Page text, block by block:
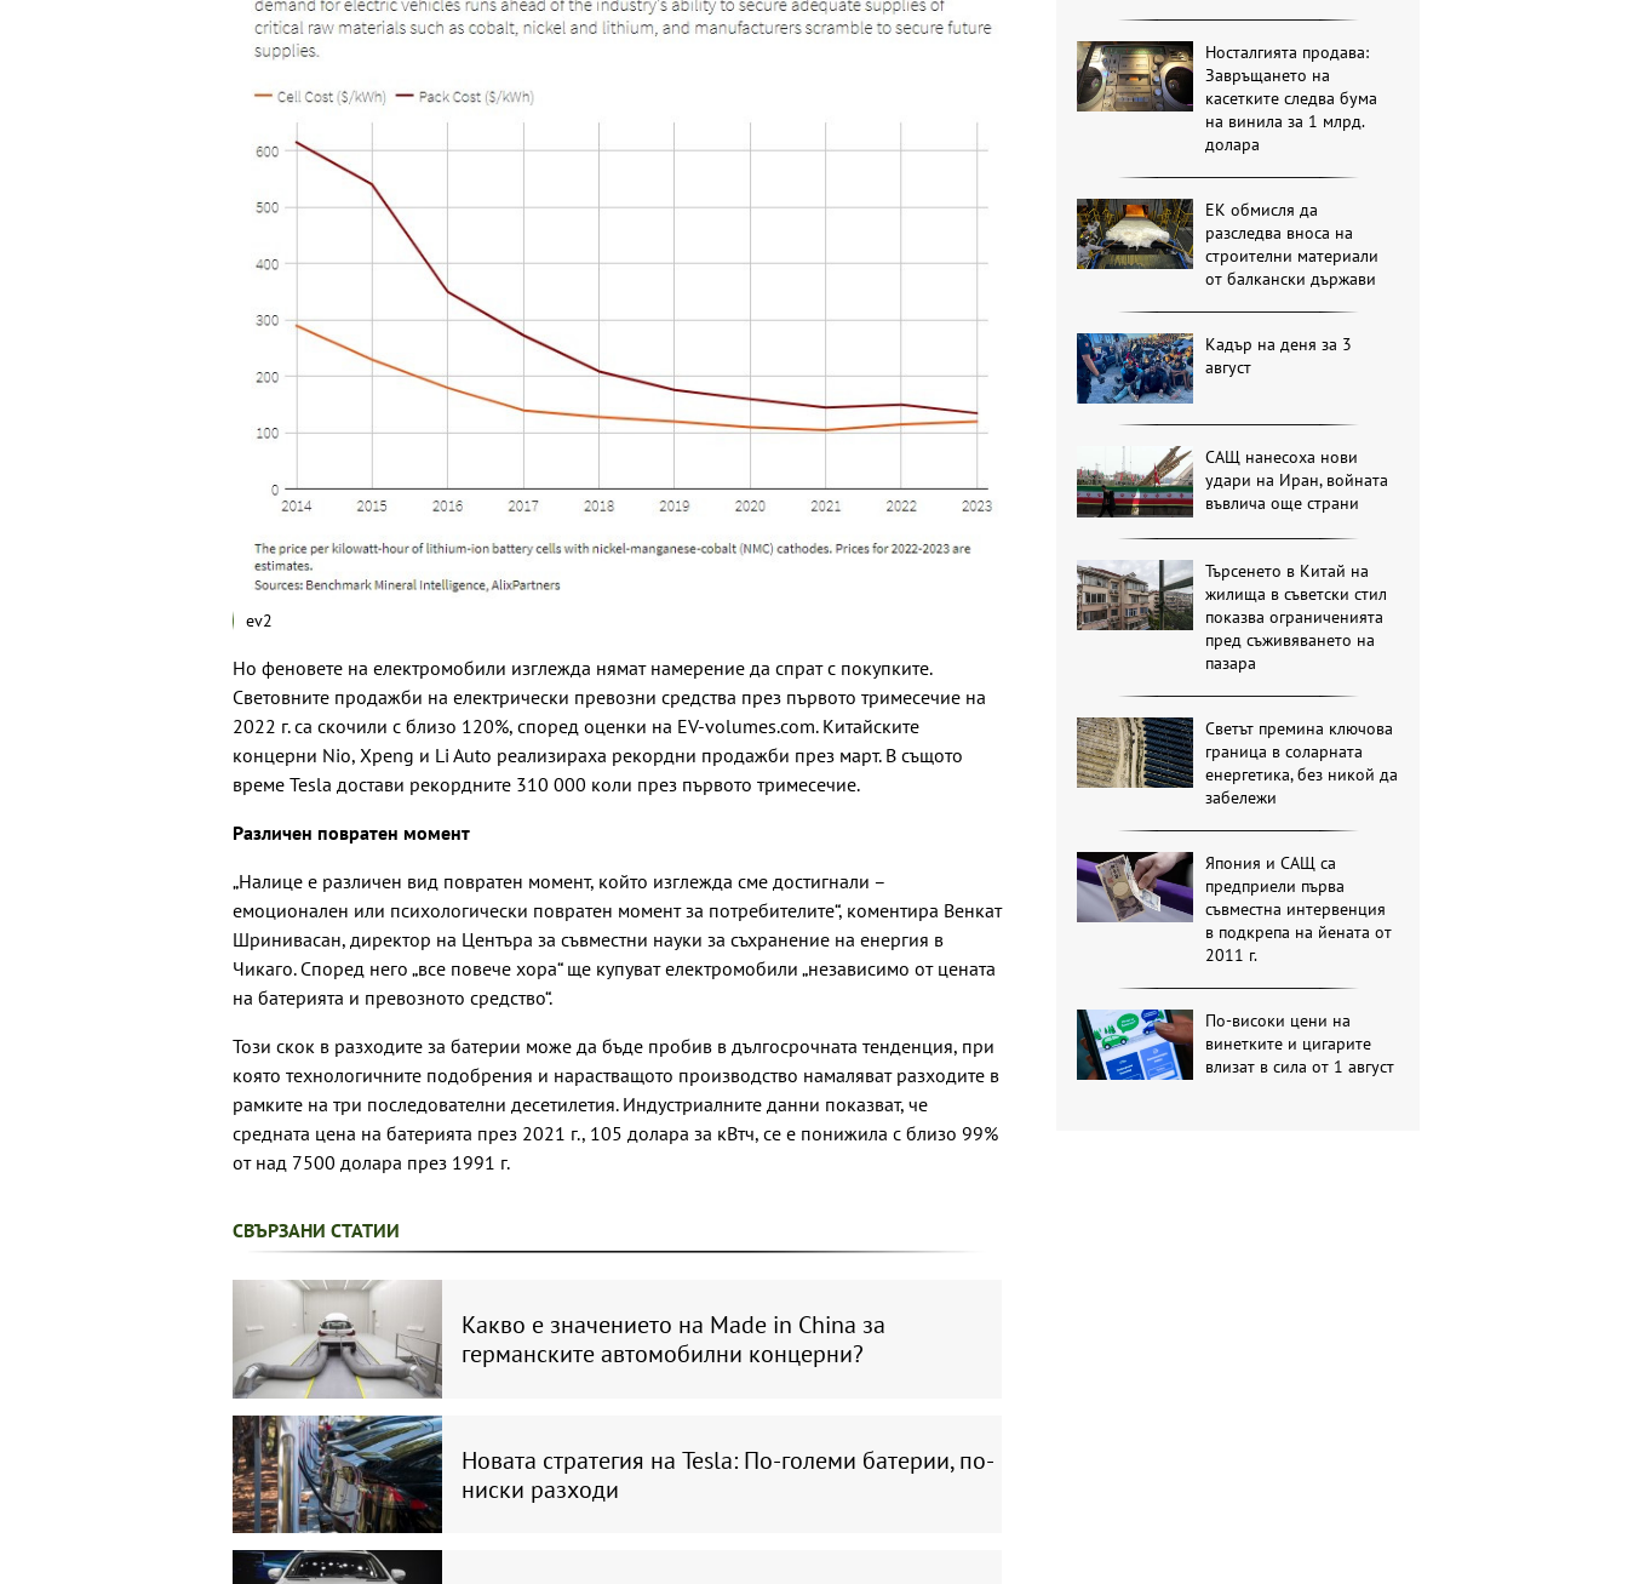
ev2
Но феновете на електромобили изглежда нямат намерение да спрат с покупките.
Световните продажби на електрически превозни средства през първото тримесечие на
2022 г. са скочили с близо 120%, според оценки на EV-volumes.com. Китайските
концерни Nio, Xpeng и Li Auto реализираха рекордни продажби през март. В същото
време Tesla достави рекордните 310 000 коли през първото тримесечие.
Различен повратен момент
„Налице е различен вид повратен момент, който изглежда сме достигнали –
емоционален или психологически повратен момент за потребителите“, коментира Венкат
Шринивасан, директор на Центъра за съвместни науки за съхранение на енергия в
Чикаго. Според него „все повече хора“ ще купуват електромобили „независимо от цената
на батерията и превозното средство“.
Този скок в разходите за батерии може да бъде пробив в дългосрочната тенденция, при
която технологичните подобрения и нарастващото производство намаляват разходите в
рамките на три последователни десетилетия. Индустриалните данни показват, че
средната цена на батерията през 2021 г., 105 долара за кВтч, се е понижила с близо 99%
от над 7500 долара през 1991 г.
СВЪРЗАНИ СТАТИИ
Какво е значението на Made in China за
германските автомобилни концерни?
Новата стратегия на Tesla: По-големи батерии, по-
ниски разходи
Носталгията продава:
Завръщането на
касетките следва бума
на винила за 1 млрд.
долара
ЕК обмисля да
разследва вноса на
строителни материали
от балкански държави
Кадър на деня за 3
август
САЩ нанесоха нови
удари на Иран, войната
въвлича още страни
Търсенето в Китай на
жилища в съветски стил
показва ограниченията
пред съживяването на
пазара
Светът премина ключова
граница в соларната
енергетика, без никой да
забележи
Япония и САЩ са
предприели първа
съвместна интервенция
в подкрепа на йената от
2011 г.
По-високи цени на
винетките и цигарите
влизат в сила от 1 август